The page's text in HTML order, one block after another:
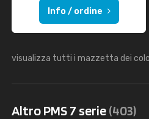
Info / ordine
visualizza tutti i mazzetta dei
Altro PMS 7 serie(403)